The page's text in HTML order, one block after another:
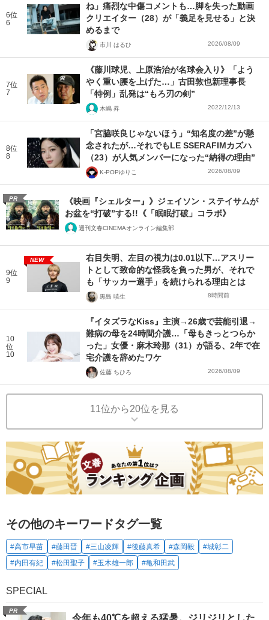
6位
6
ね」痛烈な中傷コメントも…脚を失った動画
クリエイター（28）が「義足を見せる」と決
めるまで
市川 はるひ 2026/08/09
7位
7
《藤川球児、上原浩治が名球会入り》「よう
やく重い腰を上げた…」古田敦也新理事長
「特例」乱発は“もろ刃の剣”
木嶋 昇 2022/12/13
8位
8
「宮脇咲良じゃないほう」“知名度の差”が懸
念されたが…それでもLE SSERAFIMカズハ
（23）が人気メンバーになった“納得の理由”
K-POPゆりこ 2026/08/09
PR
《映画『シェルター』》ジェイソン・ステイサムが
お盆を“打破”する!!《「眠眠打破」コラボ》
週刊文春CINEMAオンライン編集部
9位
9
NEW
右目失明、左目の視力は0.01以下…アスリー
トとして致命的な怪我を負った男が、それで
も「サッカー選手」を続けられる理由とは
黒島 暁生 8時間前
10
位
10
『イタズラなKiss』主演→26歳で芸能引退→
難病の母を24時間介護…「母もきっとつらか
った」女優・麻木玲那（31）が語る、2年で在
宅介護を辞めたワケ
佐藤 ちひろ 2026/08/09
11位から20位を見る
その他のキーワードタグ一覧
#高市早苗 #藤田晋 #三山凌輝 #後藤真希 #森岡毅
#城彰二
#内田有紀
#松田聖子 #玉木雄一郎 #亀和田武
SPECIAL
PR
今年も40℃を超える猛暑。ジリジリとした